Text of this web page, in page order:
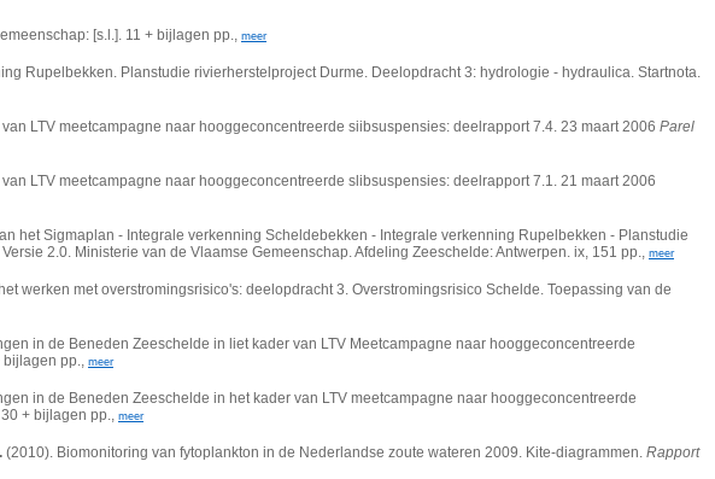
[s.l.]. 11 + bijlagen pp., meer
Rupelbekken. Planstudie rivierherstelproject Durme. Deelopdracht 3: hydrologie - hydraulica. Startnota.
LTV meetcampagne naar hooggeconcentreerde siibsuspensies: deelrapport 7.4. 23 maart 2006 Parel
LTV meetcampagne naar hooggeconcentreerde slibsuspensies: deelrapport 7.1. 21 maart 2006
het Sigmaplan - Integrale verkenning Scheldebekken - Integrale verkenning Rupelbekken - Planstudie
2.0. Ministerie van de Vlaamse Gemeenschap. Afdeling Zeeschelde: Antwerpen. ix, 151 pp.,
meer
werken met overstromingsrisico's: deelopdracht 3. Overstromingsrisico Schelde. Toepassing van de
in de Beneden Zeeschelde in liet kader van LTV Meetcampagne naar hooggeconcentreerde
pp., meer
in de Beneden Zeeschelde in het kader van LTV meetcampagne naar hooggeconcentreerde
+ bijlagen pp., meer
(2010). Biomonitoring van fytoplankton in de Nederlandse zoute wateren 2009. Kite-diagrammen. Rapport